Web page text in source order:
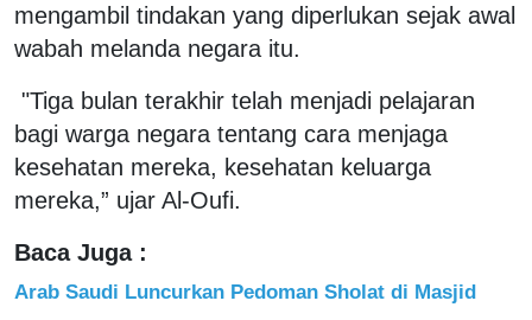
mengambil tindakan yang diperlukan sejak awal
wabah melanda negara itu.
"Tiga bulan terakhir telah menjadi pelajaran
bagi warga negara tentang cara menjaga
kesehatan mereka, kesehatan keluarga
mereka,” ujar Al-Oufi.
Baca Juga :
Arab Saudi Luncurkan Pedoman Sholat di Masjid